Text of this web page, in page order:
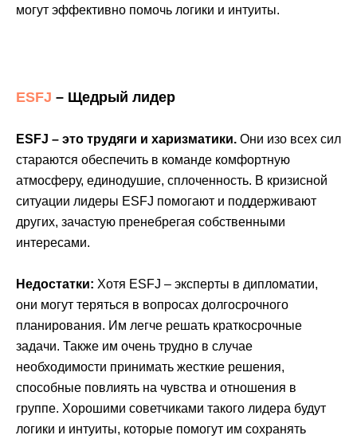
могут эффективно помочь логики и интуиты.
ESFJ – Щедрый лидер
ESFJ – это трудяги и харизматики. Они изо всех сил
стараются обеспечить в команде комфортную
атмосферу, единодушие, сплоченность. В кризисной
ситуации лидеры ESFJ помогают и поддерживают
других, зачастую пренебрегая собственными
интересами.
Недостатки: Хотя ESFJ – эксперты в дипломатии,
они могут теряться в вопросах долгосрочного
планирования. Им легче решать краткосрочные
задачи. Также им очень трудно в случае
необходимости принимать жесткие решения,
способные повлиять на чувства и отношения в
группе. Хорошими советчиками такого лидера будут
логики и интуиты, которые помогут им сохранять